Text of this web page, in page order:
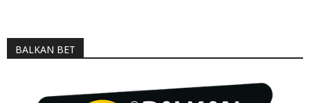
BALKAN BET